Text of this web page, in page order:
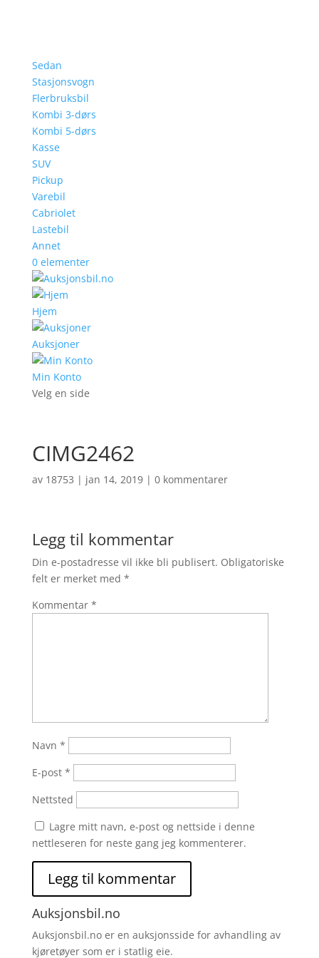
Sedan
Stasjonsvogn
Flerbruksbil
Kombi 3-dørs
Kombi 5-dørs
Kasse
SUV
Pickup
Varebil
Cabriolet
Lastebil
Annet
0 elementer
Hjem
Auksjoner
Min Konto
Velg en side
CIMG2462
av 18753 | jan 14, 2019| 0 kommentarer
Legg til kommentar
Din e-postadresse vil ikke bli publisert. Obligatoriske
felt er merket med *
Kommentar *
Navn *
E-post *
Nettsted
Lagre mitt navn, e-post og nettside i denne
nettleseren for neste gang jeg kommenterer.
Auksjonsbil.no
Auksjonsbil.no er en auksjonsside for avhandling av
kjøretøyer som er i statlig eie.